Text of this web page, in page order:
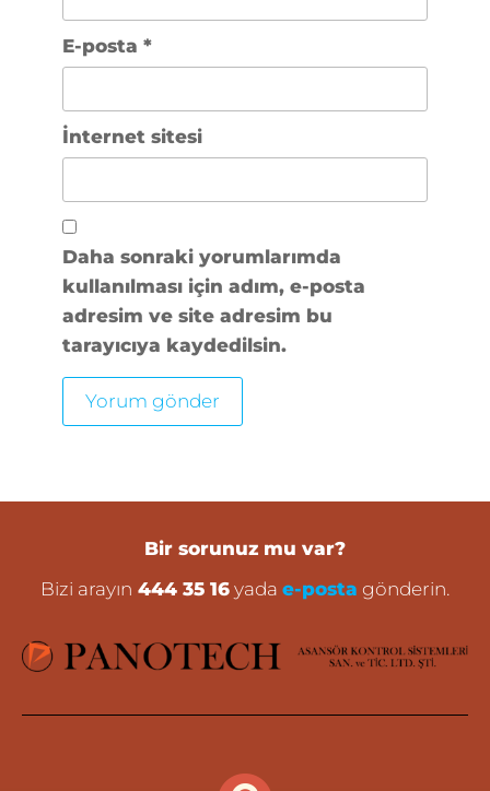
E-posta *
İnternet sitesi
Daha sonraki yorumlarımda
kullanılması için adım, e-posta
adresim ve site adresim bu
tarayıcıya kaydedilsin.
Bir sorunuz mu var?
Bizi arayın 444 35 16 yada e-posta gönderin.